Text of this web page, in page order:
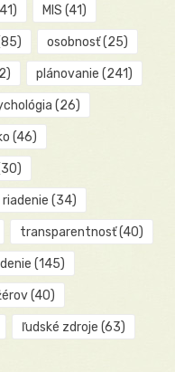
MIS (41)
osobnosť(25)
plánovanie (241)
(26)
(46)
(34)
transparentnosť(40)
(145)
(40)
ľudské zdroje (63)